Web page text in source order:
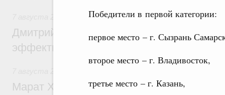
Победители в первой категории:
первое место – г. Сызрань
второе место – г. Владивосток,
третье место – г. Казань,
Развитие сельских территорий
Дмитрий Патрушев: Синхронизация
эффективность поддержки сельских
Марат Хуснуллин: «Единый заказчик»